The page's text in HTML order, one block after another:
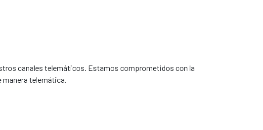
canales telemáticos. Estamos comprometidos con la
telemática.